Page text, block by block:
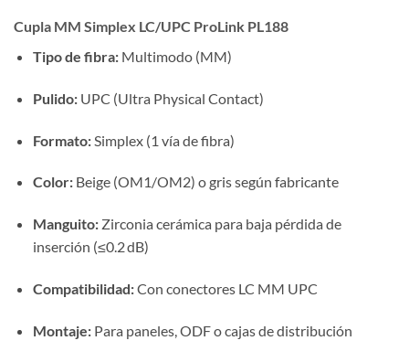
Cupla MM Simplex LC/UPC ProLink PL188
Tipo de fibra:Multimodo (MM)
Pulido:UPC (Ultra Physical Contact)
Formato:Simplex (1 vía de fibra)
Color:Beige (OM1/OM2) o gris según fabricante
Manguito:Zirconia cerámica para baja pérdida de
inserción (≤0.2 dB)
Compatibilidad:Con conectores LC MM UPC
Montaje:Para paneles, ODF o cajas de distribución